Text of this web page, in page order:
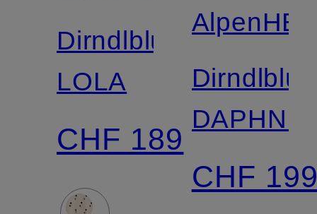
Dirndlbluse
LOLA
CHF 189
DAPHNE
CHF